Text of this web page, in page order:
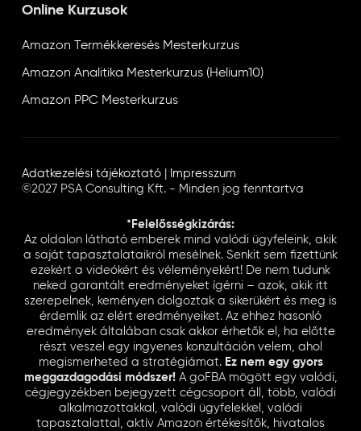
Online Kurzusok
Amazon Termékkeresés Mesterkurzus
Amazon Analitika Mesterkurzus (Helium10)
Amazon PPC Mesterkurzus
Adatkezelési tájékoztató
Impresszum
©2027 PSA Consulting Kft. - Minden jog fenntartva
*Felelősségkizárás:
Az oldalon látható emberek mind valódi ügyfeleink, akik
a saját tapasztalataikról mesélnek. Senkit sem fizettünk
ezekért a videókért és véleményekért! De nem tudunk
neked garantált eredményeket ígérni – azok, akik itt
szerepelnek, keményen dolgoztak a sikerükért és meg is
érdemlik az elért eredményeiket. Az ehhez hasonló
eredmények általában csak akkor érhetők el, ha előtte
részt veszel egy ingyenes konzultáción velem, ahol
megismerheted a stratégiámat. Ez nem egy gyors
meggazdagodási módszer!A goFBA mögött egy valódi,
cégjegyzékben bejegyzett cégcsoport áll, több, valódi
alkalmazottakkal, valódi ügyfelekkel, valódi
tapasztalattal, aktív Amazon értékesítők, hivatalos